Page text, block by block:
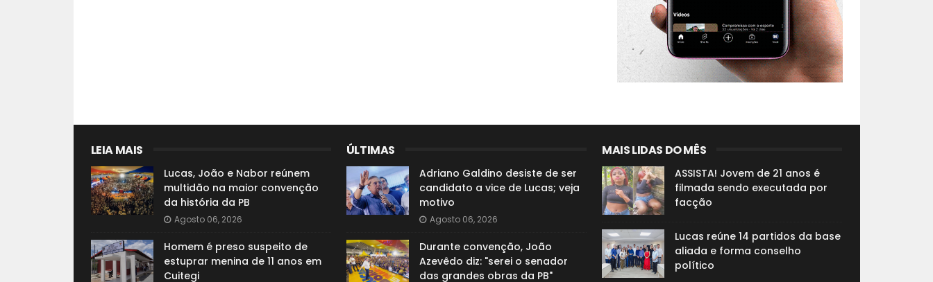
LEIA MAIS
Lucas, João e Nabor reúnem
multidão na maior convenção
da história da PB
Agosto 06, 2026
Homem é preso suspeito de
estuprar menina de 11 anos em
Cuitegi
ÚLTIMAS
Adriano Galdino desiste de ser
candidato a vice de Lucas; veja
motivo
Agosto 06, 2026
Durante convenção, João
Azevêdo diz: "serei o senador
das grandes obras da PB"
MAIS LIDAS DO MÊS
ASSISTA! Jovem de 21 anos é
filmada sendo executada por
facção
Lucas reúne 14 partidos da base
aliada e forma conselho
político